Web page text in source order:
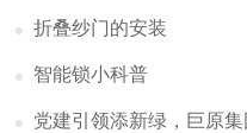
折叠纱门的安装
智能锁小科普
党建引领添新绿，巨原集